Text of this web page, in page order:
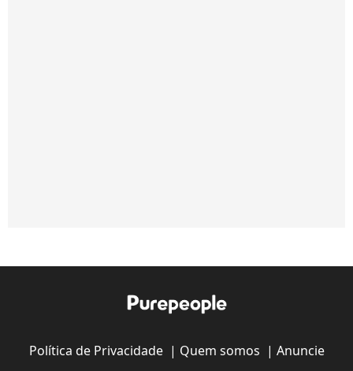
Política de Privacidade| Quem somos | Anuncie